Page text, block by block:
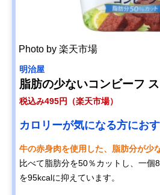
Photo by 楽天市場
明治屋
脂肪の少ないコンビーフ
税込み495円（楽天市場）
カロリーが気になる方にお
牛の赤身肉を使用した、脂肪分が少
比べて脂肪分を50％カットし、一個
を95kcalに抑えています。